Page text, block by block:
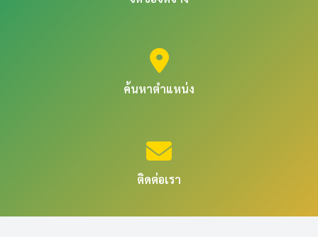
ค้นหาตำแหน่ง
ติดต่อเรา